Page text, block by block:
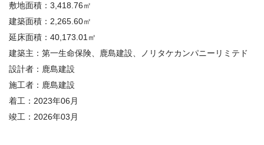
敷地面積：3,418.76㎡
建築面積：2,265.60㎡
延床面積：40,173.01㎡
建築主：第一生命保険、鹿島建設、ノリタケカンパニーリミテド
設計者：鹿島建設
施工者：鹿島建設
着工：2023年06月
竣工： 2026年03 月